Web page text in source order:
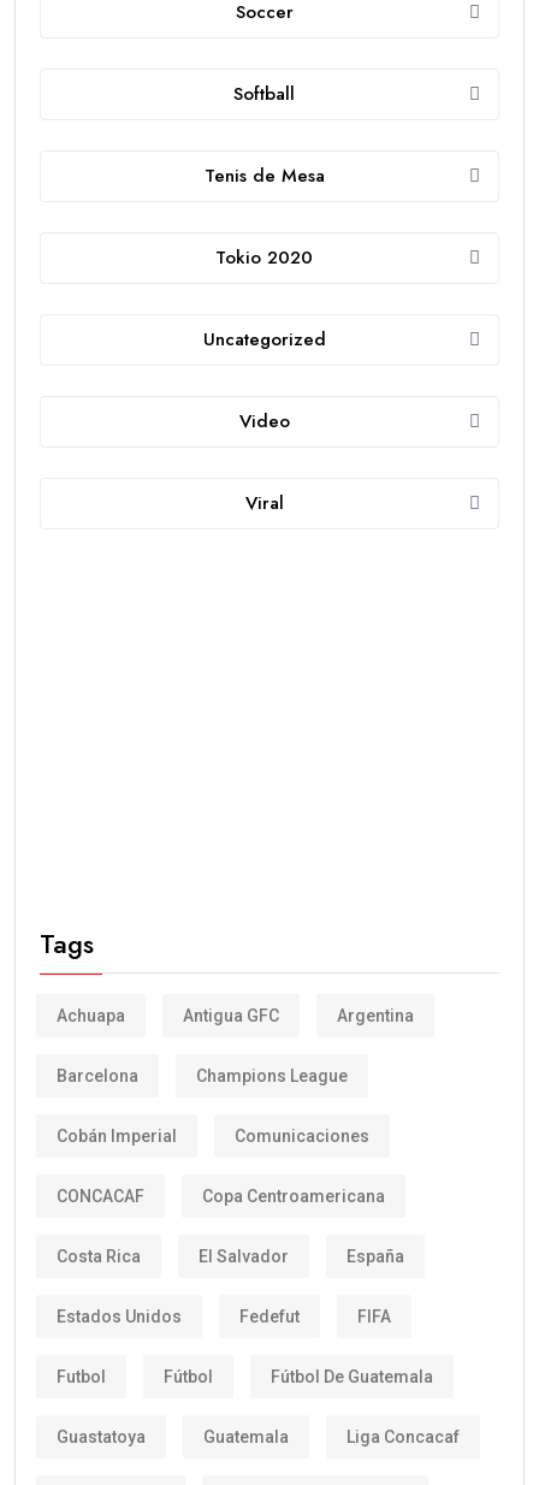
Soccer
Softball
Tenis de Mesa
Tokio 2020
Uncategorized
Video
Viral
Tags
Achuapa Antigua GFC Argentina
Barcelona Champions League
Cobán Imperial Comunicaciones
CONCACAF Copa Centroamericana
Costa Rica El Salvador España
Estados Unidos Fedefut FIFA
Futbol Fútbol Fútbol De Guatemala
Guastatoya Guatemala Liga Concacaf